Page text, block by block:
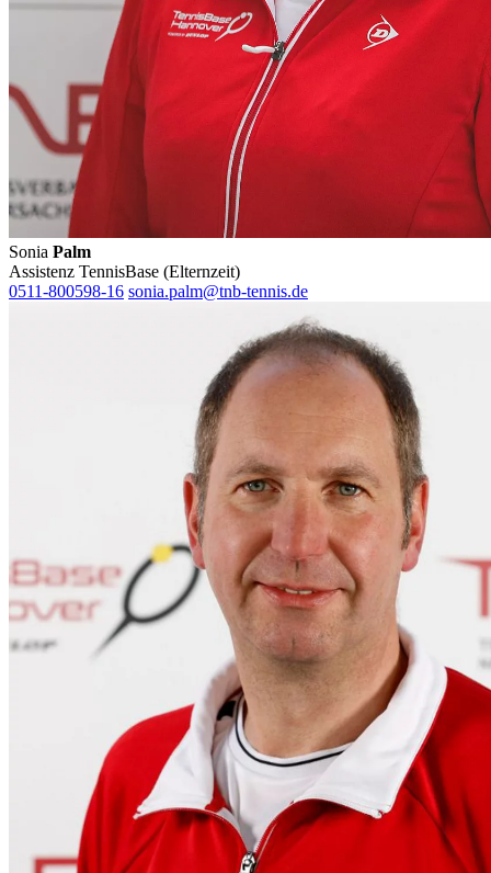
Sonia Palm
Assistenz TennisBase (Elternzeit)
0511-800598-16 sonia.palm@tnb-tennis.de